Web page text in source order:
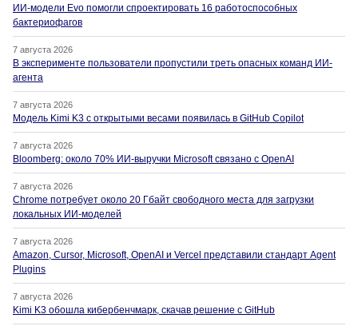
ИИ-модели Evo помогли спроектировать 16 работоспособных
бактериофагов
7 августа 2026
В эксперименте пользователи пропустили треть опасных команд ИИ-
агента
7 августа 2026
Модель Kimi K3 с открытыми весами появилась в GitHub Copilot
7 августа 2026
Bloomberg: около 70% ИИ-выручки Microsoft связано с OpenAI
7 августа 2026
Chrome потребует около 20 Гбайт свободного места для загрузки
локальных ИИ-моделей
7 августа 2026
Amazon, Cursor, Microsoft, OpenAI и Vercel представили стандарт Agent
Plugins
7 августа 2026
Kimi K3 обошла кибербенчмарк, скачав решение с GitHub